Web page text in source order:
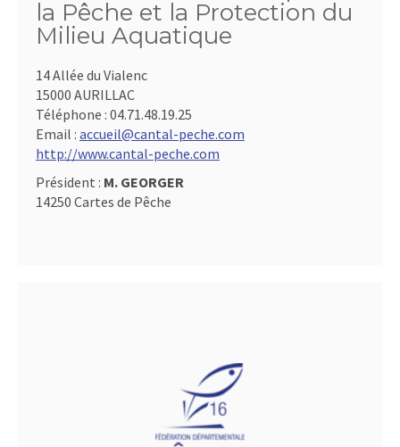
la Pêche et la Protection du
Milieu Aquatique
14 Allée du Vialenc
15000 AURILLAC
Téléphone : 04.71.48.19.25
Email : accueil@cantal-peche.com
http://www.cantal-peche.com
Président : M. GEORGER
14250 Cartes de Pêche